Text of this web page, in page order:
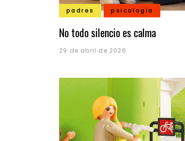
padres psicología
No todo silencio es calma
29 de abril de 2026